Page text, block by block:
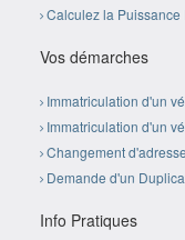
Calculez la
Vos démarches
Immatriculation d'un
Immatriculation d'un
Changement d'adresse
Demande d'un
Info Pratiques